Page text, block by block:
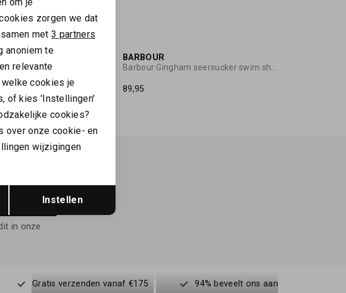
logo 5" swim short
BARBOUR
89,95
ZIJN?
in onze
Gratis verzenden vanaf €175 94% beveelt ons aan
cookies
Opslaan
zorgen we dat
met3 partners
anoniem te
relevante
cookies je
of kies 'Instellingen'
cookies?
over onze cookie- en
wijzigingen
Instellen